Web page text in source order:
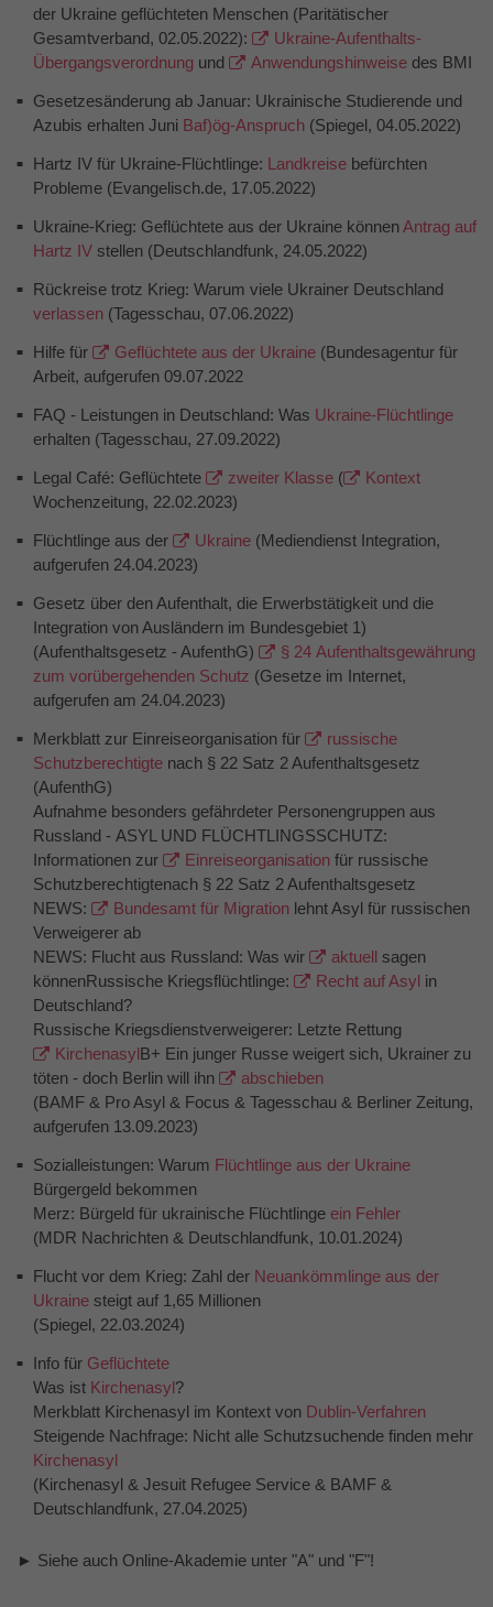
der Ukraine geflüchteten Menschen (Paritätischer
Gesamtverband, 02.05.2022):
Ukraine-Aufenthalts-
Übergangsverordnung und Anwendungshinweise des BMI
Gesetzesänderung ab Januar: Ukrainische Studierende und
Azubis erhalten Juni Baf)ög-Anspruch (Spiegel, 04.05.2022)
Hartz IV für Ukraine-Flüchtlinge: Landkreise befürchten
Probleme (Evangelisch.de, 17.05.2022)
Ukraine-Krieg: Geflüchtete aus der Ukraine könnenAntrag auf
Hartz IV stellen (Deutschlandfunk, 24.05.2022)
Rückreise trotz Krieg: Warum viele Ukrainer Deutschland
verlassen (Tagesschau, 07.06.2022)
Hilfe für Geflüchtete aus der Ukraine (Bundesagentur für
Arbeit, aufgerufen 09.07.2022
FAQ - Leistungen in Deutschland: Was Ukraine-Flüchtlinge
erhalten (Tagesschau, 27.09.2022)
Legal Café: Geflüchtete zweiter Klasse (
Kontext
Wochenzeitung, 22.02.2023)
Flüchtlinge aus der Ukraine (Mediendienst Integration,
aufgerufen 24.04.2023)
Gesetz über den Aufenthalt, die Erwerbstätigkeit und die
Integration von Ausländern im Bundesgebiet 1)
(Aufenthaltsgesetz - AufenthG)
§ 24 Aufenthaltsgewährung
zum vorübergehenden Schutz (Gesetze im Internet,
aufgerufen am 24.04.2023)
Merkblatt zur Einreiseorganisation für
russische
Schutzberechtigte nach § 22 Satz 2 Aufenthaltsgesetz
(AufenthG)
Aufnahme besonders gefährdeter Personengruppen aus
Russland - ASYL UND FLÜCHTLINGSSCHUTZ:
Informationen zur
Einreiseorganisation für russische
Schutzberechtigtenach § 22 Satz 2 Aufenthaltsgesetz
NEWS:
Bundesamt für Migration lehnt Asyl für russischen
Verweigerer ab
NEWS: Flucht aus Russland: Was wir
aktuell sagen
könnenRussische Kriegsflüchtlinge:
Recht auf Asyl in
Deutschland?
Russische Kriegsdienstverweigerer: Letzte Rettung
KirchenasylB+ Ein junger Russe weigert sich, Ukrainer zu
töten - doch Berlin will ihn
abschieben
(BAMF & Pro Asyl & Focus & Tagesschau & Berliner Zeitung,
aufgerufen 13.09.2023)
Sozialleistungen: Warum Flüchtlinge aus der Ukraine
Bürgergeld bekommen
Merz: Bürgeld für ukrainische Flüchtlinge ein Fehler
(MDR Nachrichten & Deutschlandfunk, 10.01.2024)
Flucht vor dem Krieg: Zahl der Neuankömmlinge aus der
Ukraine steigt auf 1,65 Millionen
(Spiegel, 22.03.2024)
Info für Geflüchtete
Was ist Kirchenasyl?
Merkblatt Kirchenasyl im Kontext von Dublin-Verfahren
Steigende Nachfrage: Nicht alle Schutzsuchende finden mehr
Kirchenasyl
(Kirchenasyl & Jesuit Refugee Service & BAMF &
Deutschlandfunk, 27.04.2025)
► Siehe auch Online-Akademie unter "A" und "F"!